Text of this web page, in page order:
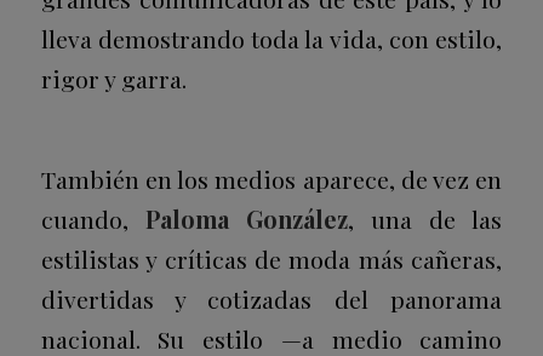
lleva demostrando toda la vida, con estilo,
rigor y garra.
También en los medios aparece, de vez en
cuando, Paloma González, una de las
estilistas y críticas de moda más cañeras,
divertidas y cotizadas del panorama
nacional. Su estilo —a medio camino